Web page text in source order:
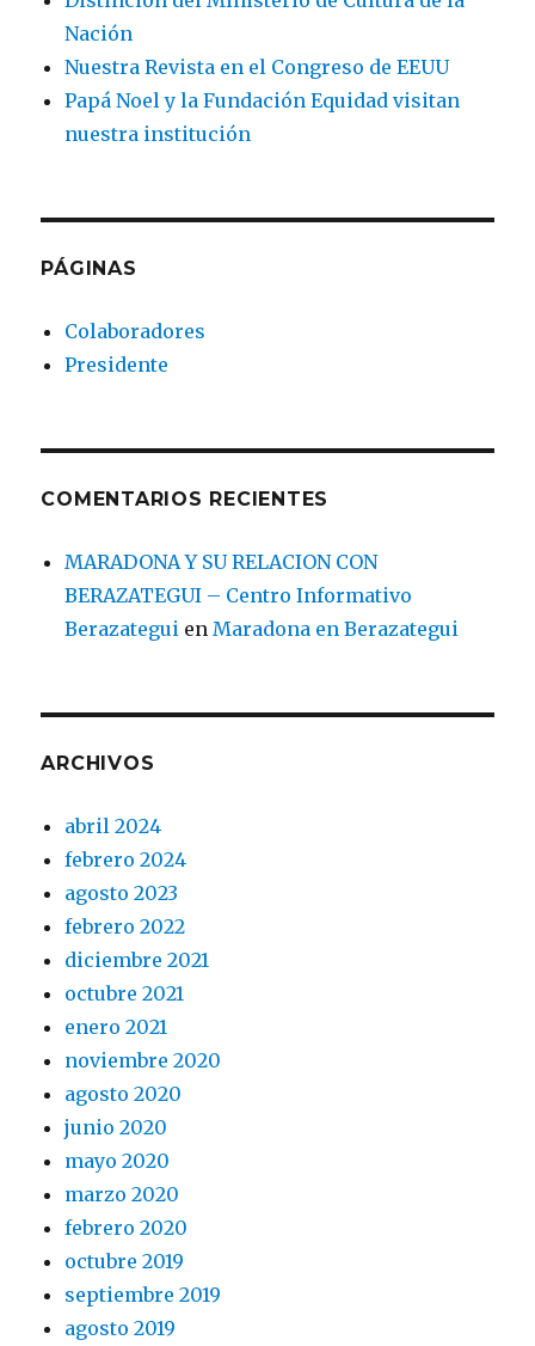
Nación
Nuestra Revista en el Congreso de EEUU
Papá Noel y la Fundación Equidad visitan
nuestra institución
PÁGINAS
Colaboradores
Presidente
COMENTARIOS RECIENTES
MARADONA Y SU RELACION CON
BERAZATEGUI – Centro Informativo
Berazategui en Maradona en Berazategui
ARCHIVOS
abril 2024
febrero 2024
agosto 2023
febrero 2022
diciembre 2021
octubre 2021
enero 2021
noviembre 2020
agosto 2020
junio 2020
mayo 2020
marzo 2020
febrero 2020
octubre 2019
septiembre 2019
agosto 2019